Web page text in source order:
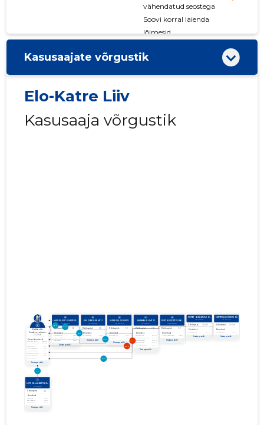
vähendatud seostega
Soovi korral laienda
lõimesid
Kasusaajate võrgustik
Elo-Katre Liiv
Kasusaaja võrgustik